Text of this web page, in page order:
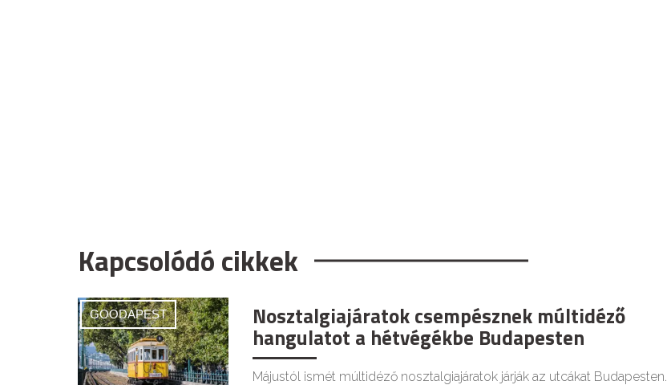
Kapcsolódó cikkek
GOODAPEST Nosztalgiajáratok csempésznek múltidéző
hangulatot a hétvégékbe Budapesten
Májustól ismét múltidéző nosztalgiajáratok járják az utcákat Budapesten.